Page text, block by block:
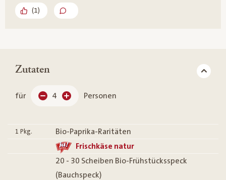
(1)
Zutaten
für 4 Personen
1 Pkg.
Bio-Paprika-Raritäten
Frischkäse natur
20 - 30 Scheiben Bio-Frühstücksspeck
(Bauchspeck)